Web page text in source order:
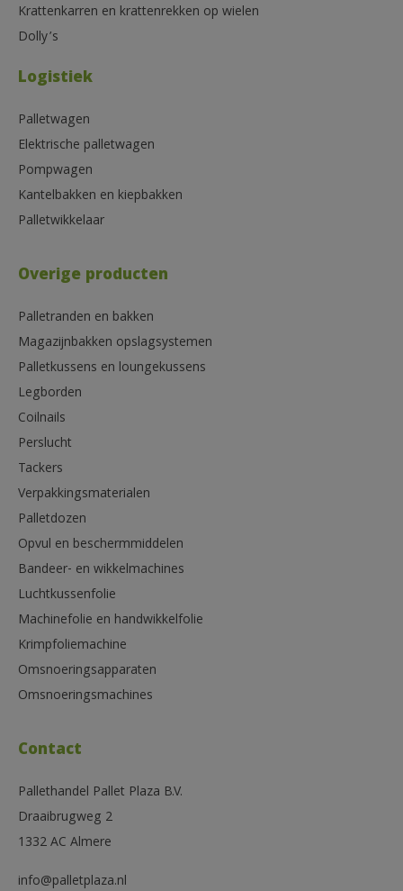
Krattenkarren en krattenrekken op wielen
Dolly’s
Logistiek
Palletwagen
Elektrische palletwagen
Pompwagen
Kantelbakken en kiepbakken
Palletwikkelaar
Overige producten
Palletranden en bakken
Magazijnbakken opslagsystemen
Palletkussens en loungekussens
Legborden
Coilnails
Perslucht
Tackers
Verpakkingsmaterialen
Palletdozen
Opvul en beschermmiddelen
Bandeer- en wikkelmachines
Luchtkussenfolie
Machinefolie en handwikkelfolie
Krimpfoliemachine
Omsnoeringsapparaten
Omsnoeringsmachines
Contact
Pallethandel Pallet Plaza B.V.
Draaibrugweg 2
1332 AC Almere
info@palletplaza.nl